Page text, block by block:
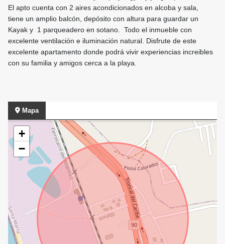
El apto cuenta con 2 aires acondicionados en alcoba y sala,
tiene un amplio balcón, depósito con altura para guardar un
Kayak y 1 parqueadero en sotano. Todo el inmueble con
excelente ventilación e iluminación natural. Disfrute de este
excelente apartamento donde podrá vivir experiencias increibles
con su familia y amigos cerca a la playa.
Mapa
+
−